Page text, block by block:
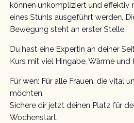
können unkompliziert und effektiv
eines Stuhls ausgeführt werden.
Bewegung steht an erster Stelle.
Du hast eine Expertin an deiner
Kurs mit viel Hingabe, Wärme und
Für wen: Für alle Frauen, die vital
möchten.
Sichere dir jetzt deinen Platz für
Wochenstart.